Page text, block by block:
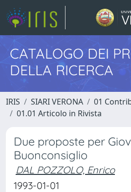
CATALOGO DEI
DELLA RICERCA
IRIS SIARI VERONA
01
01.01 Articolo in Rivista
Due proposte per
Buonconsiglio
DAL POZZOLO, Enrico
1993-01-01